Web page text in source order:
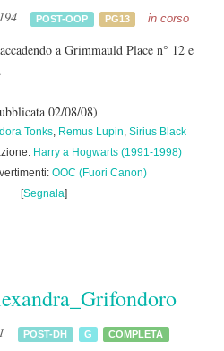
POST-OOP PG13 in corso
a Grimmauld Place n° 12 e
02/08/08)
Tonks, Remus Lupin, Sirius Black
Harry a Hogwarts (1991-1998)
OOC (Fuori Canon)
[Segnala]
POST-DH G COMPLETA